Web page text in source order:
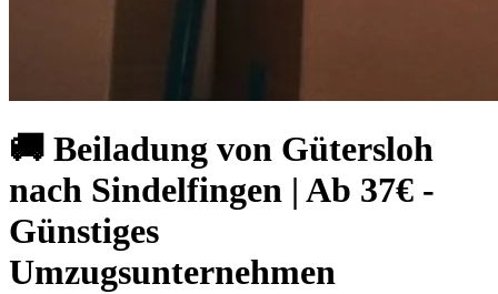
🚚 Beiladung von Gütersloh
nach Sindelfingen | Ab 37€ -
Günstiges
Umzugsunternehmen